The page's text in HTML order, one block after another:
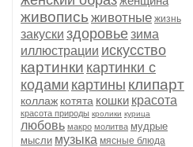
живопись животные жизнь
закуски здоровьезима
иллюстрации искусство
картинки картинки с
кодами картины клипарт
коллаж котята кошки красота
красота природы кролики курица
любовь макро молитва мудрые
мысли музыка мясные блюда